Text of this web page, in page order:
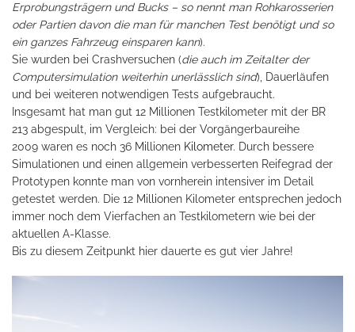
Erprobungsträgern und Bucks – so nennt man Rohkarosserien
oder Partien davon die man für manchen Test benötigt und so
ein ganzes Fahrzeug einsparen kann).
Sie wurden bei Crashversuchen (die auch im Zeitalter der
Computersimulation weiterhin unerlässlich sind), Dauerläufen
und bei weiteren notwendigen Tests aufgebraucht.
Insgesamt hat man gut 12 Millionen Testkilometer mit der BR
213 abgespult, im Vergleich: bei der Vorgängerbaureihe
2009 waren es noch 36 Millionen Kilometer. Durch bessere
Simulationen und einen allgemein verbesserten Reifegrad der
Prototypen konnte man von vornherein intensiver im Detail
getestet werden. Die 12 Millionen Kilometer entsprechen jedoch
immer noch dem Vierfachen an Testkilometern wie bei der
aktuellen A-Klasse.
Bis zu diesem Zeitpunkt hier dauerte es gut vier Jahre!